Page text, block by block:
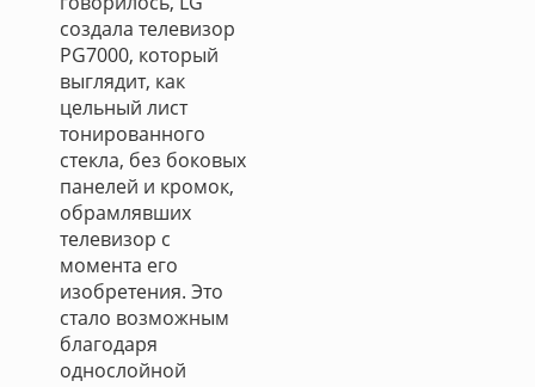
создала телевизор
PG7000, который
выглядит, как
цельный лист
тонированного
стекла, без боковых
панелей и кромок,
обрамлявших
телевизор с
момента его
изобретения. Это
стало возможным
благодаря
однослойной